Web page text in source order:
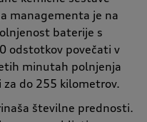
managementa je na
baterije s
odstotkov povečati v
minutah polnjenja
do 255 kilometrov.
številne prednosti.